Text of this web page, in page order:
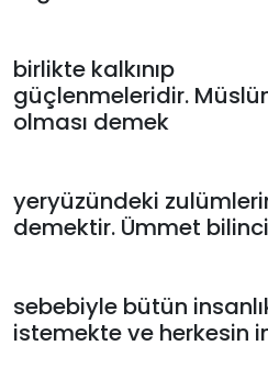
birlikte kalkınıp
güçlenmeleridir.
olması demek
yeryüzündeki
demektir. Ümmet
sebebiyle bütün
istemekte ve herkesin